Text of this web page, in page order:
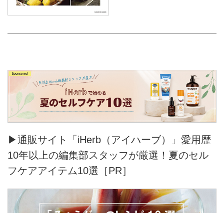
▶通販サイト「iHerb（アイハーブ）」愛用歴
10年以上の編集部スタッフが厳選！夏のセル
フケアアイテム10選［PR］